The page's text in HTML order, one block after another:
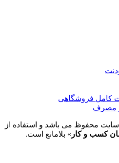
کامل فروشگاهی
مصرف
محفوظ می باشد و استفاده از
کسب و کار » بلامانع است.